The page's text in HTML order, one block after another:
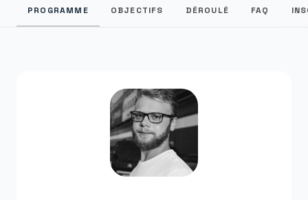
PROGRAMME OBJECTIFS DÉROULÉ FAQ